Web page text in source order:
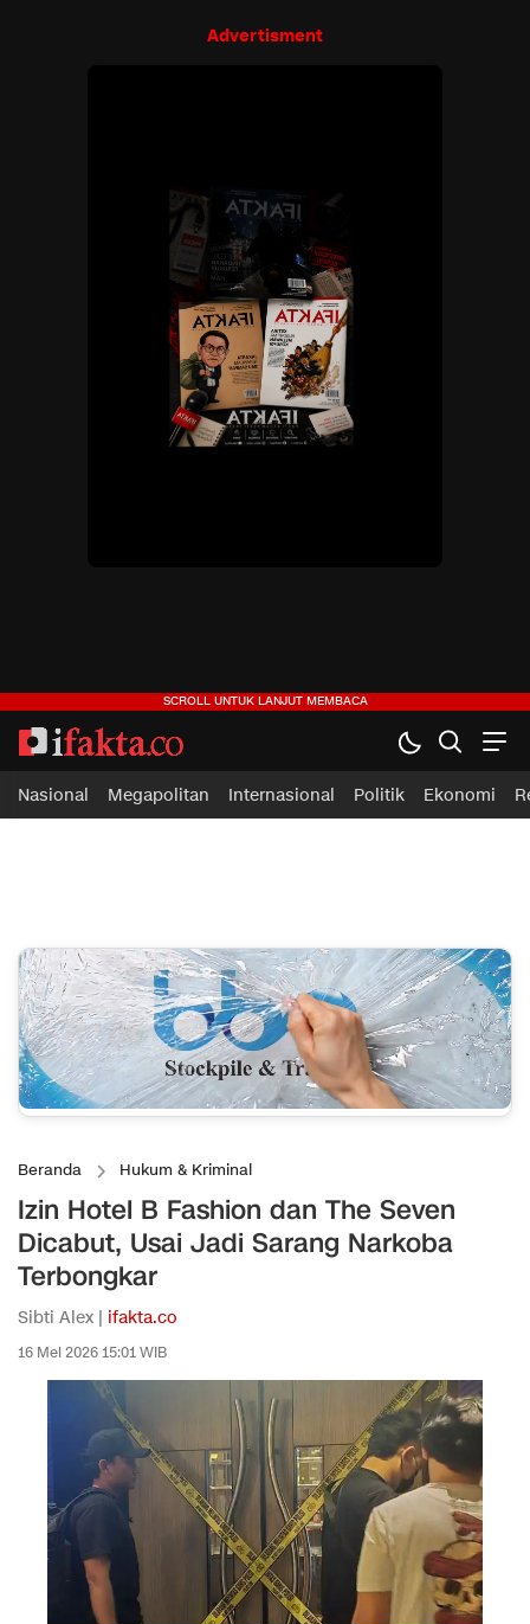
Advertisment
Nasional Megapolitan Internasional Politik Ekonomi
Beranda Hukum & Kriminal
Izin Hotel B Fashion dan The Seven
Dicabut, Usai Jadi Sarang Narkoba
Terbongkar
Sibti Alex | ifakta.co
16 Mei 2026 15:01 WIB